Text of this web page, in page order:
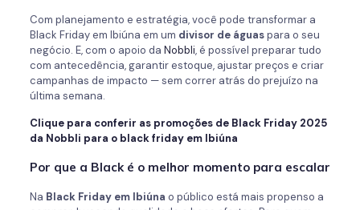
Com planejamento e estratégia, você pode transformar a
Black Friday em Ibiúna em um divisor de águaspara o seu
negócio. E, com o apoio da Nobbli, é possível preparar tudo
com antecedência, garantir estoque, ajustar preços e criar
campanhas de impacto — sem correr atrás do prejuízo na
última semana.
Clique para conferir as promoções de Black Friday 2025
da Nobbli para o black friday em Ibiúna
Por que a Black é o melhor momento para escalar
Na Black Friday em Ibiúna o público está mais propenso a